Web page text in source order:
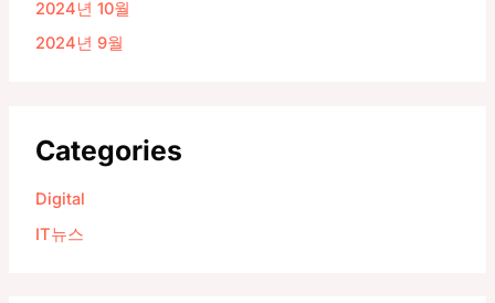
2024년 10월
2024년 9월
Categories
Digital
IT뉴스